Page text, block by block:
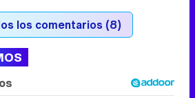
los comentarios (8)